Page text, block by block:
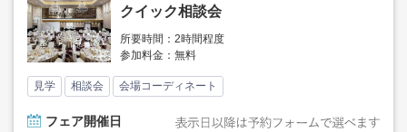
クイック相談会
所要時間：2時間程度
参加料金：無料
見学 相談会 会場コーディネート
フェア開催日